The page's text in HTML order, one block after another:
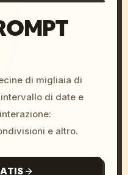
di migliaia di
di date e
e altro.